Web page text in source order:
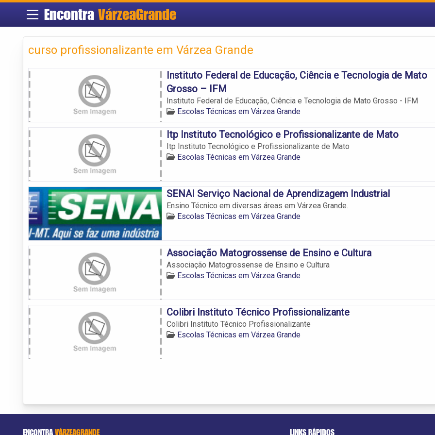
Encontra VárzeaGrande
curso profissionalizante em Várzea Grande
Instituto Federal de Educação, Ciência e Tecnologia de Mato
Grosso – IFM
Instituto Federal de Educação, Ciência e Tecnologia de Mato Grosso - IFM
Escolas Técnicas em Várzea Grande
Itp Instituto Tecnológico e Profissionalizante de Mato
Itp Instituto Tecnológico e Profissionalizante de Mato
Escolas Técnicas em Várzea Grande
SENAI Serviço Nacional de Aprendizagem Industrial
Ensino Técnico em diversas áreas em Várzea Grande.
Escolas Técnicas em Várzea Grande
Associação Matogrossense de Ensino e Cultura
Associação Matogrossense de Ensino e Cultura
Escolas Técnicas em Várzea Grande
Colibri Instituto Técnico Profissionalizante
Colibri Instituto Técnico Profissionalizante
Escolas Técnicas em Várzea Grande
ENCONTRAVÁRZEAGRANDE LINKS RÁPIDOS